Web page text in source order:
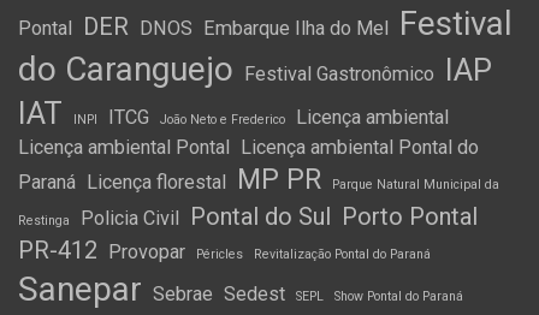
Pontal
DER DNOS Embarque Ilha do Mel
Festival
do Caranguejo
Festival Gastronômico
IAP
IAT
INPI ITCG João Neto e Frederico
Licença ambiental
Licença ambiental Pontal
Licença ambiental Pontal do
Paraná
Licença florestal MP PR Parque Natural Municipal da
Restinga Policia Civil Pontal do Sul
Porto Pontal
PR-412
Provopar Péricles Revitalização Pontal do Paraná
Sanepar Sebrae Sedest SEPL Show Pontal do Paraná